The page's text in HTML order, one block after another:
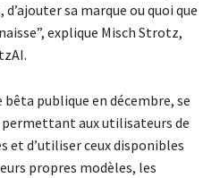
d’ajouter sa marque ou quoi que
explique Misch Strotz,
bêta publique en décembre, se
aux utilisateurs de
et d’utiliser ceux disponibles
propres modèles, les